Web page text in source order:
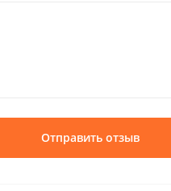
Отправить отзыв